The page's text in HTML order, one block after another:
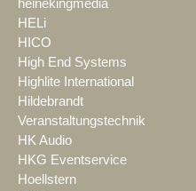
heinekingmedia
HELi
HICO
High End Systems
Highlite International
Hildebrandt
Veranstaltungstechnik
HK Audio
HKG Eventservice
Hoellstern